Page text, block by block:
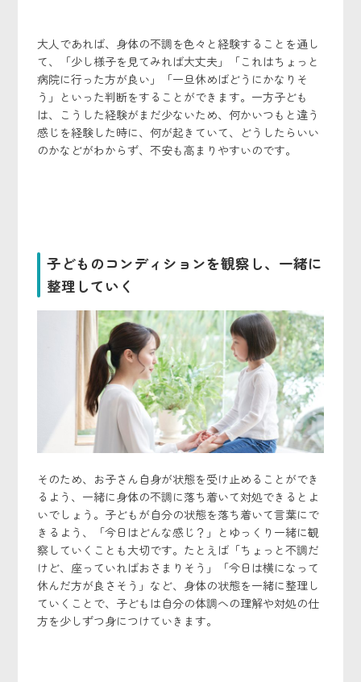
大人であれば、身体の不調を色々と経験することを通し
て、「少し様子を見てみれば大丈夫」「これはちょっと
病院に行った方が良い」「一旦休めばどうにかなりそ
う」といった判断をすることができます。一方子ども
は、こうした経験がまだ少ないため、何かいつもと違う
感じを経験した時に、何が起きていて、どうしたらいい
のかなどがわからず、不安も高まりやすいのです。
子どものコンディションを観察し、一緒に
整理していく
そのため、お子さん自身が状態を受け止めることができ
るよう、一緒に身体の不調に落ち着いて対処できるとよ
いでしょう。子どもが自分の状態を落ち着いて言葉にで
きるよう、「今日はどんな感じ？」とゆっくり一緒に観
察していくことも大切です。たとえば「ちょっと不調だ
けど、座っていればおさまりそう」「今日は横になって
休んだ方が良さそう」など、身体の状態を一緒に整理し
ていくことで、子どもは自分の体調への理解や対処の仕
方を少しずつ身につけていきます。